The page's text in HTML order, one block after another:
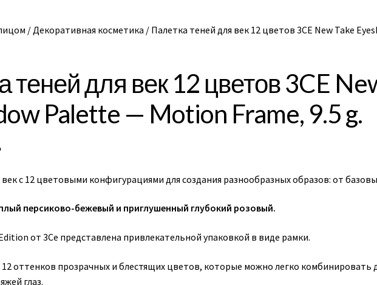
/Декоративная косметика / Палетка теней для век 12 цветов 3CE New Take
теней для век 12 цветов 3CE
Palette — Motion Frame, 9.5 g.
с 12 цветовыми конфигурациями для создания разнообразных образов: от
персиково-бежевый и приглушенный глубокий розовый.
от 3Ce представлена привлекательной упаковкой в виде рамки.
оттенков прозрачных и блестящих цветов, которые можно легко комбинировать
глаз.